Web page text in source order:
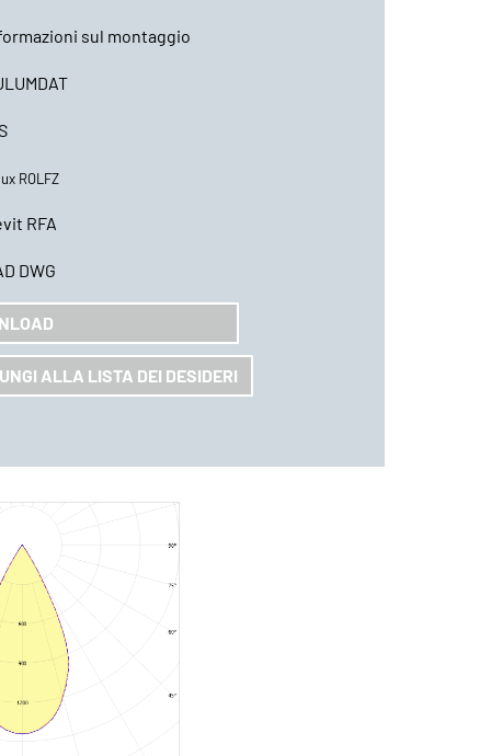
sul montaggio
ROLFZ
RFA
DWG
ALLA LISTA DEI DESIDERI